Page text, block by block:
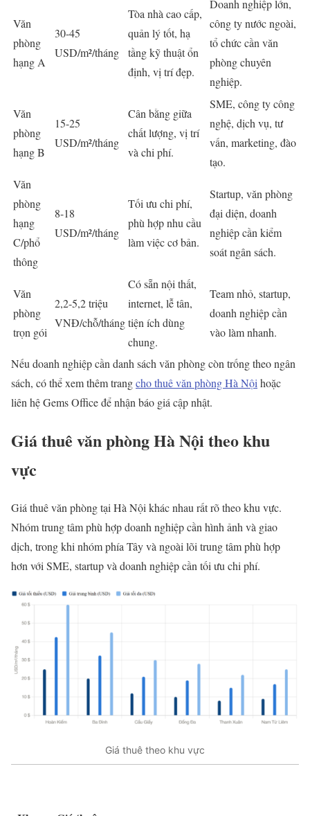
Văn
phòng
hạng A
30-45
USD/m²/tháng
Tòa nhà cao cấp,
quản lý tốt, hạ
tầng kỹ thuật ổn
định, vị trí đẹp.
Doanh nghiệp lớn,
công ty nước ngoài,
tổ chức cần văn
phòng chuyên
nghiệp.
Văn
phòng
hạng B
15-25
USD/m²/tháng
Cân bằng giữa
chất lượng, vị trí
và chi phí.
SME, công ty công
nghệ, dịch vụ, tư
vấn, marketing, đào
tạo.
Văn
phòng
hạng
C/phổ
thông
8-18
USD/m²/tháng
Tối ưu chi phí,
phù hợp nhu cầu
làm việc cơ bản.
Startup, văn phòng
đại diện, doanh
nghiệp cần kiểm
soát ngân sách.
Văn
phòng
trọn gói
2,2-5,2 triệu
VNĐ/chỗ/tháng
Có sẵn nội thất,
internet, lễ tân,
tiện ích dùng
chung.
Team nhỏ, startup,
doanh nghiệp cần
vào làm nhanh.
Nếu doanh nghiệp cần danh sách văn phòng còn trống theo ngân
sách, có thể xem thêm trangcho thuê văn phòng Hà Nội hoặc
liên hệ Gems Office để nhận báo giá cập nhật.
Giá thuê văn phòng Hà Nội theo khu
vực
Giá thuê văn phòng tại Hà Nội khác nhau rất rõ theo khu vực.
Nhóm trung tâm phù hợp doanh nghiệp cần hình ảnh và giao
dịch, trong khi nhóm phía Tây và ngoài lõi trung tâm phù hợp
hơn với SME, startup và doanh nghiệp cần tối ưu chi phí.
Giá thuê theo khu vực